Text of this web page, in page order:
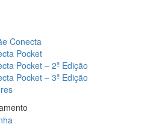
Conecta
Pocket
Pocket – 2ª Edição
Pocket – 3ª Edição